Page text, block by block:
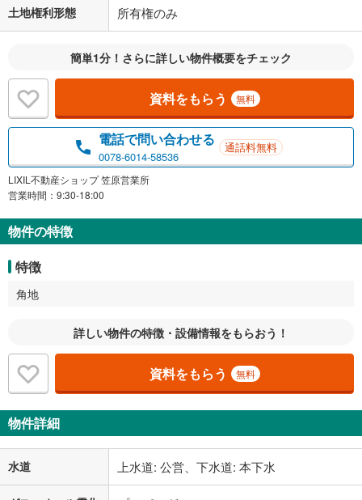
土地権利形態 所有権のみ
簡単1分！さらに詳しい物件概要をチェック
資料をもらう 無料
電話で問い合わせる
0078-6014-58536
通話料無料
LIXIL不動産ショップ 笠原営業所
営業時間：9:30-18:00
物件の特徴
特徴
角地
詳しい物件の特徴・設備情報をもらおう！
資料をもらう 無料
物件詳細
水道 上水道: 公営、下水道: 本下水